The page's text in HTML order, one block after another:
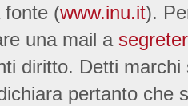
fonte (www.inu.it).
una mail a
diritto. Detti
pertanto che